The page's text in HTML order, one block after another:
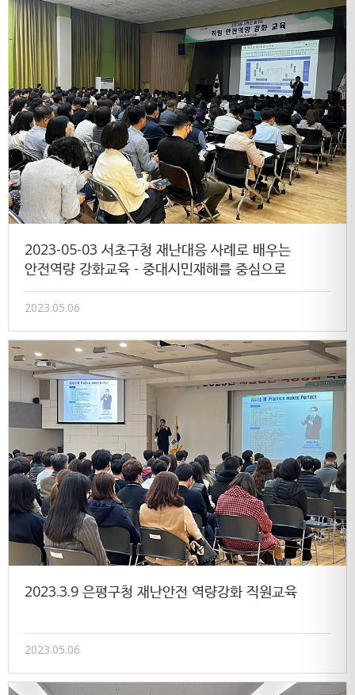
2023-05-03 서초구청 재난대응 사례로 배우는
안전역량 강화교육 - 중대시민재해를 중심으로
2023.05.06
2023.3.9 은평구청 재난안전 역량강화 직원교육
2023.05.06